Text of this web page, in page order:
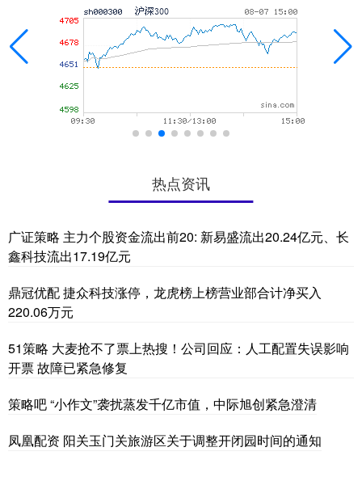
热点资讯
广证策略 主力个股资金流出前20: 新易盛流出20.24亿元、长
鑫科技流出17.19亿元
鼎冠优配 捷众科技涨停，龙虎榜上榜营业部合计净买入
220.06万元
51策略 大麦抢不了票上热搜！公司回应：人工配置失误影响
开票 故障已紧急修复
策略吧 “小作文”袭扰蒸发千亿市值，中际旭创紧急澄清
凤凰配资 阳关玉门关旅游区关于调整开闭园时间的通知